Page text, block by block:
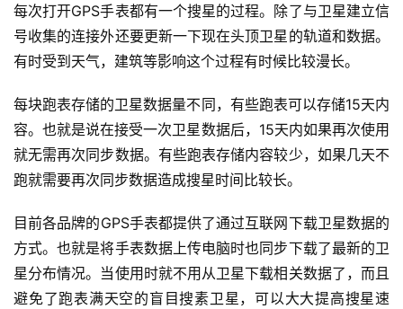
每次打开GPS手表都有一个搜星的过程。除了与卫星建立信
号收集的连接外还要更新一下现在头顶卫星的轨道和数据。
有时受到天气，建筑等影响这个过程有时候比较漫长。
每块跑表存储的卫星数据量不同，有些跑表可以存储15天内
容。也就是说在接受一次卫星数据后，15天内如果再次使用
就无需再次同步数据。有些跑表存储内容较少，如果几天不
跑就需要再次同步数据造成搜星时间比较长。
目前各品牌的GPS手表都提供了通过互联网下载卫星数据的
方式。也就是将手表数据上传电脑时也同步下载了最新的卫
星分布情况。当使用时就不用从卫星下载相关数据了，而且
避免了跑表满天空的盲目搜素卫星，可以大大提高搜星速